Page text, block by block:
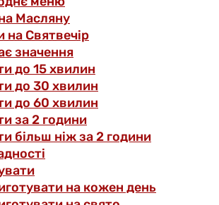
Масляну
на Святвечір
значення
до 15 хвилин
до 30 хвилин
до 60 хвилин
за 2 години
більш ніж за 2 години
на кожен день